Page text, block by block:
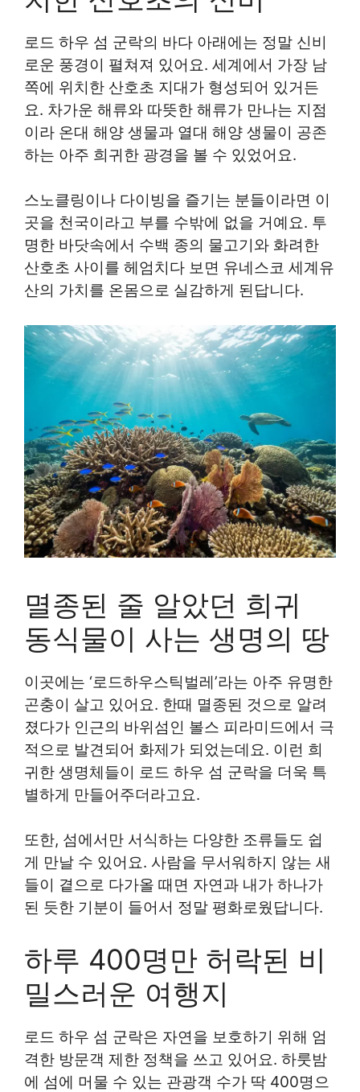
로드 하우 섬 군락의 바다 아래에는 정말 신비
로운 풍경이 펼쳐져 있어요. 세계에서 가장 남
쪽에 위치한 산호초 지대가 형성되어 있거든
요. 차가운 해류와 따뜻한 해류가 만나는 지점
이라 온대 해양 생물과 열대 해양 생물이 공존
하는 아주 희귀한 광경을 볼 수 있었어요.
스노클링이나 다이빙을 즐기는 분들이라면 이
곳을 천국이라고 부를 수밖에 없을 거예요. 투
명한 바닷속에서 수백 종의 물고기와 화려한
산호초 사이를 헤엄치다 보면 유네스코 세계유
산의 가치를 온몸으로 실감하게 된답니다.
멸종된 줄 알았던 희귀
동식물이 사는 생명의 땅
이곳에는 ‘로드하우스틱벌레’라는 아주 유명한
곤충이 살고 있어요. 한때 멸종된 것으로 알려
졌다가 인근의 바위섬인 볼스 피라미드에서 극
적으로 발견되어 화제가 되었는데요. 이런 희
귀한 생명체들이 로드 하우 섬 군락을 더욱 특
별하게 만들어주더라고요.
또한, 섬에서만 서식하는 다양한 조류들도 쉽
게 만날 수 있어요. 사람을 무서워하지 않는 새
들이 곁으로 다가올 때면 자연과 내가 하나가
된 듯한 기분이 들어서 정말 평화로웠답니다.
하루 400명만 허락된 비
밀스러운 여행지
로드 하우 섬 군락은 자연을 보호하기 위해 엄
격한 방문객 제한 정책을 쓰고 있어요. 하룻밤
에 섬에 머물 수 있는 관광객 수가 딱 400명으